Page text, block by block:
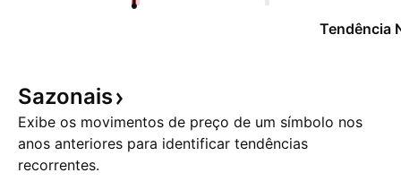
Tendência
Sazonais
Exibe os movimentos de preço de um símbolo nos
anos anteriores para identificar tendências
recorrentes.